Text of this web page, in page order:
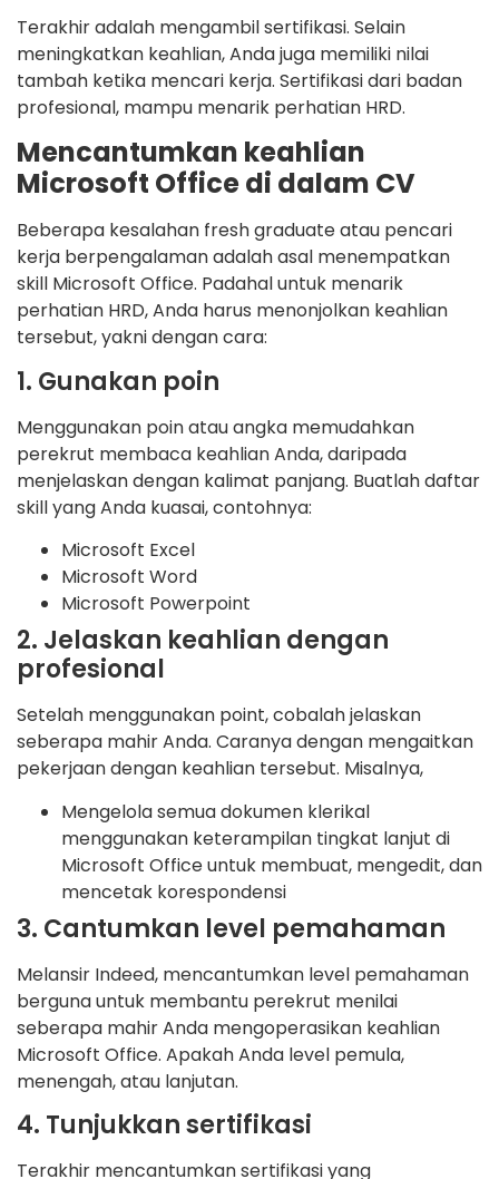
Terakhir adalah mengambil sertifikasi. Selain
meningkatkan keahlian, Anda juga memiliki nilai
tambah ketika mencari kerja. Sertifikasi dari badan
profesional, mampu menarik perhatian HRD.
Mencantumkan keahlian
Microsoft Office di dalam CV
Beberapa kesalahan fresh graduate atau pencari
kerja berpengalaman adalah asal menempatkan
skill Microsoft Office. Padahal untuk menarik
perhatian HRD, Anda harus menonjolkan keahlian
tersebut, yakni dengan cara:
1. Gunakan poin
Menggunakan poin atau angka memudahkan
perekrut membaca keahlian Anda, daripada
menjelaskan dengan kalimat panjang. Buatlah daftar
skill yang Anda kuasai, contohnya:
Microsoft Excel
Microsoft Word
Microsoft Powerpoint
2. Jelaskan keahlian dengan
profesional
Setelah menggunakan point, cobalah jelaskan
seberapa mahir Anda. Caranya dengan mengaitkan
pekerjaan dengan keahlian tersebut. Misalnya,
Mengelola semua dokumen klerikal
menggunakan keterampilan tingkat lanjut di
Microsoft Office untuk membuat, mengedit, dan
mencetak korespondensi
3. Cantumkan level pemahaman
Melansir Indeed, mencantumkan level pemahaman
berguna untuk membantu perekrut menilai
seberapa mahir Anda mengoperasikan keahlian
Microsoft Office. Apakah Anda level pemula,
menengah, atau lanjutan.
4. Tunjukkan sertifikasi
Terakhir mencantumkan sertifikasi yang